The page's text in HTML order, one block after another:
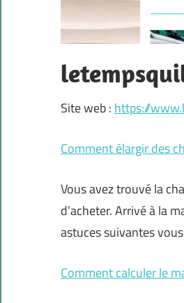
Site web : https://
Comment élargir des
Vous avez trouvé la
d’acheter. Arrivé à la
astuces suivantes
Comment calculer le